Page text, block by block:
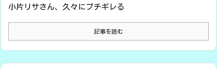
小片リサさん、久々にブチギレる
記事を読む